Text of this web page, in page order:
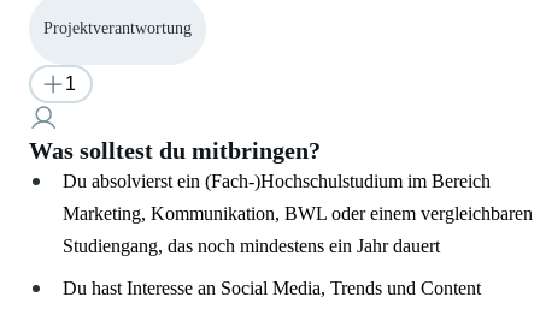
Projektverantwortung
1
Was solltest du mitbringen?
Du absolvierst ein (Fach-)Hochschulstudium im Bereich
Marketing, Kommunikation, BWL oder einem vergleichbaren
Studiengang, das noch mindestens ein Jahr dauert
Du hast Interesse an Social Media, Trends und Content